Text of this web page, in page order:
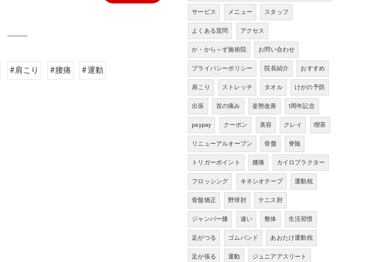
#肩こり #腰痛 #運動
サービス
メニュー
スタッフ
よくある質問
アクセス
か・から～ず施術院
お問い合わせ
プライバシーポリシー
院長紹介
おすすめ
肩こり
ストレッチ タオル
けがの予防
出張
首の痛み 姿勢改善
1周年記念
paypay
クーポン 美容 クレイ
喫茶
リニューアルオープン
骨盤
脊髄
トリガーポイント
腰痛
カイロプラクター
フロッシング
キネシオテープ
運動枕
骨盤矯正
野球肘
テニス肘
ジャンパー膝
違い 整体
生活習慣
足がつる
ゴムバンド
あおたけ運動枕
足が張る
運動
ジュニアアスリート